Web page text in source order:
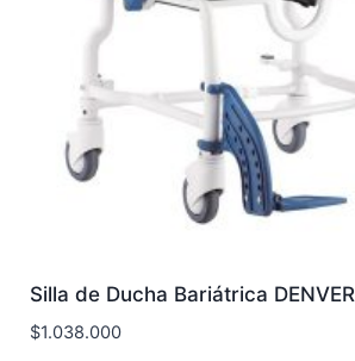
Silla de Ducha Bariátrica DENVER
$1.038.000